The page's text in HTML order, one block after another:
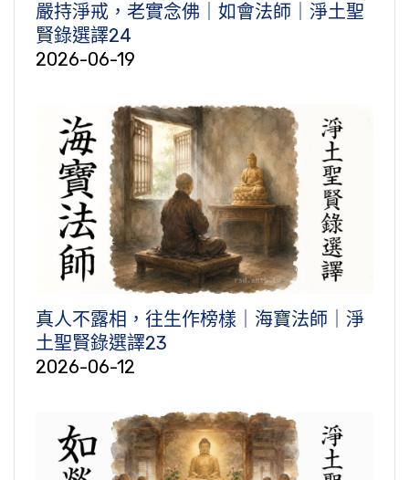
嚴持淨戒，老實念佛｜如會法師｜淨土聖
賢錄選譯24
2026-06-19
真人不露相，往生作榜樣｜海寶法師｜淨
土聖賢錄選譯23
2026-06-12